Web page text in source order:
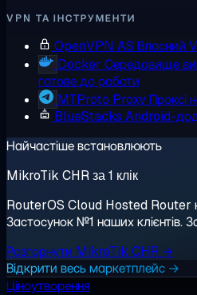
VPN ТА ІНСТРУМЕНТИ
OpenVPN AS Власний
Docker Середовище
готове до роботи
MTProto Proxy Проксі
BlueStacks Android-
Найчастіше встановлюють
MikroTik CHR за 1 клік
RouterOS Cloud Hosted Router
Застосунок №1 наших клієнтів.
Розгорнути MikroTik CHR →
Відкрити весь маркетплейс →
Ціноутворення